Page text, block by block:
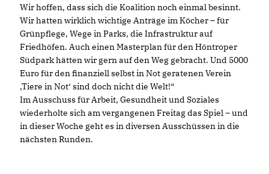
Wir hoffen, dass sich die Koalition noch einmal besinnt.
Wir hatten wirklich wichtige Anträge im Köcher – für
Grünpflege, Wege in Parks, die Infrastruktur auf
Friedhöfen. Auch einen Masterplan für den Höntroper
Südpark hätten wir gern auf den Weg gebracht. Und 5000
Euro für den finanziell selbst in Not geratenen Verein
Tiere in Not‘ sind doch nicht die Welt!“
Im Ausschuss für Arbeit, Gesundheit und Soziales
wiederholte sich am vergangenen Freitag das Spiel – und
in dieser Woche geht es in diversen Ausschüssen in die
nächsten Runden.